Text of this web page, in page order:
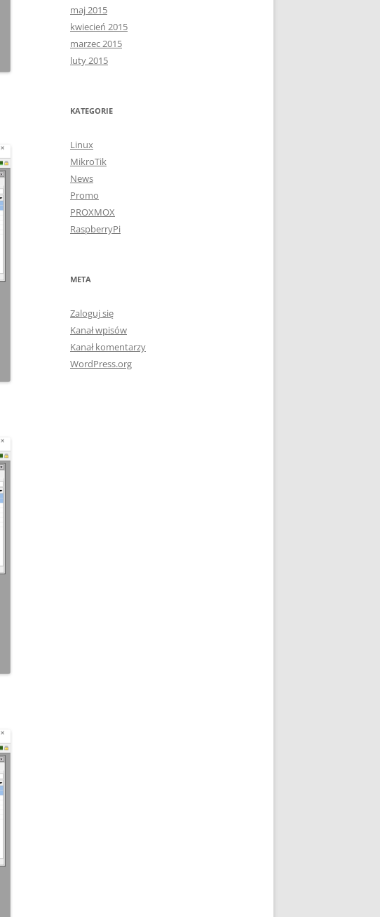
maj 2015
kwiecień 2015
marzec 2015
luty 2015
KATEGORIE
Linux
MikroTik
News
Promo
PROXMOX
RaspberryPi
META
Zaloguj się
Kanał wpisów
Kanał komentarzy
WordPress.org